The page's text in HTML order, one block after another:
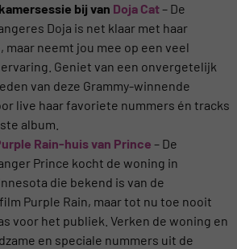
bij van Doja Cat– De
Doja is net klaar met haar
neemt jou mee op een veel
Geniet van een onvergetelijk
van deze Grammy-winnende
live haar favoriete nummers én tracks
album.
Rain-huisvan Prince – De
Prince kocht de woning in
die bekend is van de
Purple Rain, maar tot nu toe nooit
voor het publiek. Verken de woning en
en speciale nummers uit de